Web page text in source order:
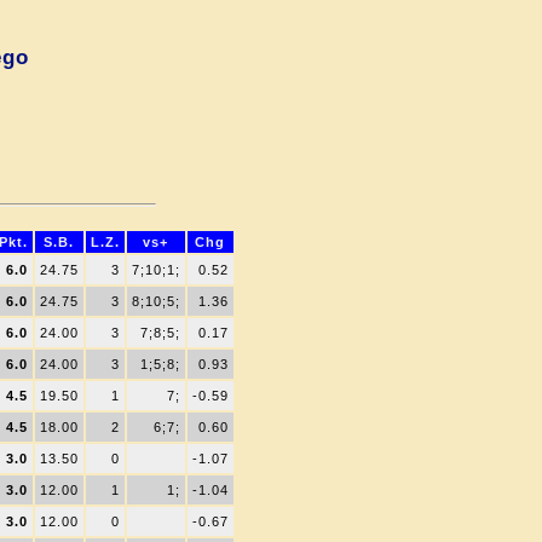
Pkt. S.B. L.Z. vs+
Chg
6.0 24.75 3 7;10;1; 0.52
6.0 24.75 3 8;10;5; 1.36
6.0 24.00 3 7;8;5; 0.17
6.0 24.00 3 1;5;8; 0.93
4.5 19.50 1 7; -0.59
4.5 18.00 2 6;7; 0.60
3.0 13.50 0 -1.07
3.0 12.00 1 1; -1.04
3.0 12.00 0 -0.67